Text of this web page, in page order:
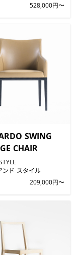
528,000円〜
SWING
CHAIR
ンド スタイル
209,000円〜